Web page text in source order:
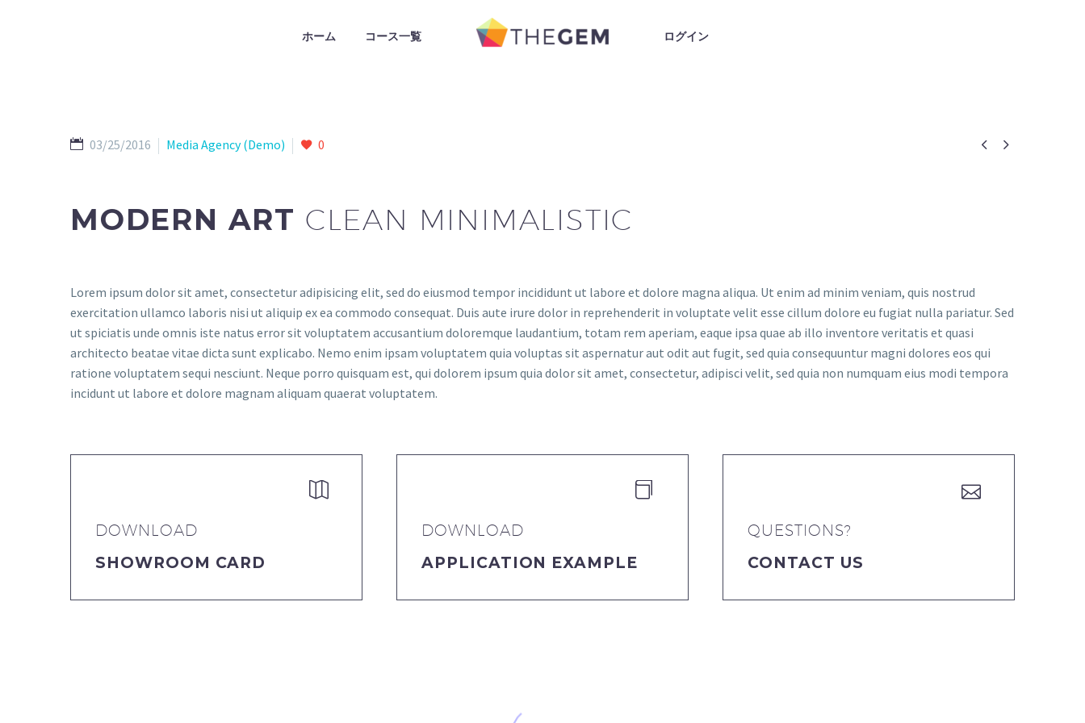
ホーム コース一覧 ログイン
 
03/25/2016 Media Agency (Demo) 0
MODERN ART CLEAN MINIMALISTIC
Lorem ipsum dolor sit amet, consectetur adipisicing elit, sed do eiusmod tempor incididunt ut labore et dolore magna aliqua. Ut enim ad minim veniam, quis nostrud
exercitation ullamco laboris nisi ut aliquip ex ea commodo consequat. Duis aute irure dolor in reprehenderit in voluptate velit esse cillum dolore eu fugiat nulla pariatur. Sed
ut spiciatis unde omnis iste natus error sit voluptatem accusantium doloremque laudantium, totam rem aperiam, eaque ipsa quae ab illo inventore veritatis et quasi
architecto beatae vitae dicta sunt explicabo. Nemo enim ipsam voluptatem quia voluptas sit aspernatur aut odit aut fugit, sed quia consequuntur magni dolores eos qui
ratione voluptatem sequi nesciunt. Neque porro quisquam est, qui dolorem ipsum quia dolor sit amet, consectetur, adipisci velit, sed quia non numquam eius modi tempora
incidunt ut labore et dolore magnam aliquam quaerat voluptatem.


DOWNLOAD
SHOWROOM CARD


DOWNLOAD
APPLICATION EXAMPLE


QUESTIONS?
CONTACT US